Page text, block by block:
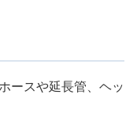
ースや延長管、ヘッ